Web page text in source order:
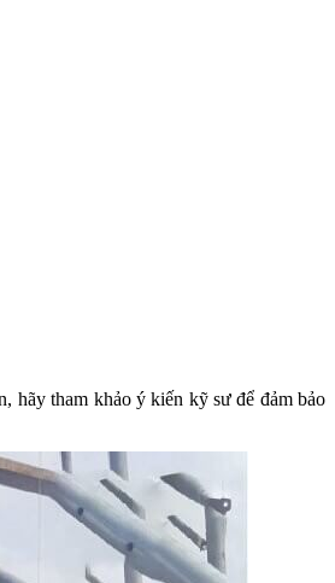
hãy tham khảo ý kiến kỹ sư để đảm bảo